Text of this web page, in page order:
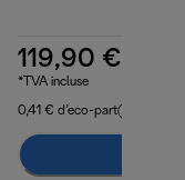
119,90 €
*TVA incluse
0,41 € d’eco-part